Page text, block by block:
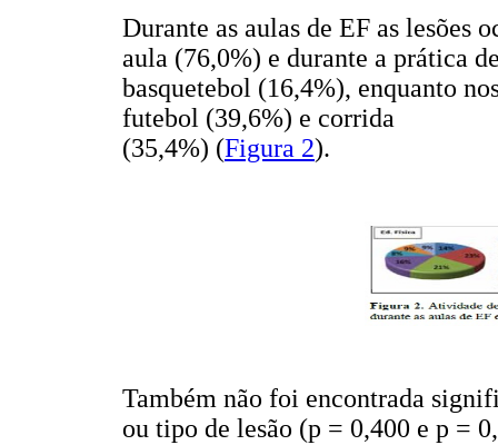
Durante as aulas de EF as lesões
aula (76,0%) e durante a prática
basquetebol (16,4%), enquanto
futebol (39,6%) e corrida
(35,4%) (Figura 2).
Também não foi encontrada
ou tipo de lesão (p = 0,400 e p =